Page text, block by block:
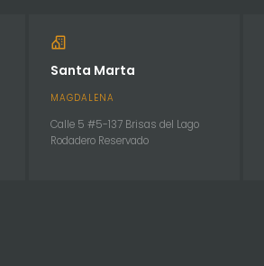
Santa Marta
MAGDALENA
Calle 5 #5-137 Brisas del Lago
Rodadero Reservado